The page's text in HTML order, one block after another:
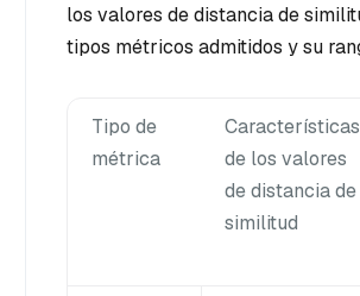
los valores de distancia de
tipos métricos admitidos y su
Tipo de
métrica
Características
de los valores
de distancia de
similitud